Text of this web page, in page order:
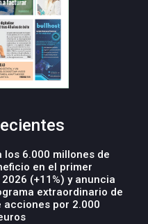
los 6.000 millones de
en el primer
(+11%) y anuncia
extraordinario de
acciones por 2.000